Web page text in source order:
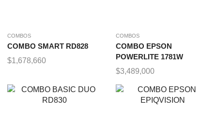
COMBOS
COMBO SMART RD828
$1,678,660
COMBOS
COMBO EPSON
POWERLITE 1781W
$3,489,000